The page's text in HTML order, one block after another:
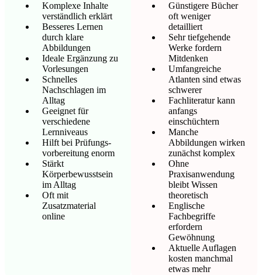
Komplexe Inhalte
verständlich erklärt
Besseres Lernen
durch klare
Abbildungen
Ideale Ergänzung zu
Vorlesungen
Schnelles
Nachschlagen im
Alltag
Geeignet für
verschiedene
Lernniveaus
Hilft bei Prüfungs­
vorbereitung enorm
Stärkt
Körperbewusstsein
im Alltag
Oft mit
Zusatzmaterial
online
Günstigere Bücher
oft weniger
detailliert
Sehr tiefgehende
Werke fordern
Mitdenken
Umfangreiche
Atlanten sind etwas
schwerer
Fachliteratur kann
anfangs
einschüchtern
Manche
Abbildungen wirken
zunächst komplex
Ohne
Praxisanwendung
bleibt Wissen
theoretisch
Englische
Fachbegriffe
erfordern
Gewöhnung
Aktuelle Auflagen
kosten manchmal
etwas mehr